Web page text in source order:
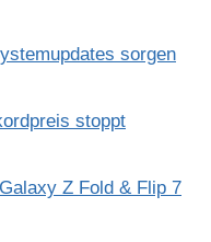
sorgen
stoppt
Z Fold & Flip 7